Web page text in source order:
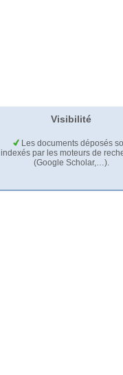
Visibilité
Les documents déposés
indexés par les moteurs de
(Google Scholar,…).